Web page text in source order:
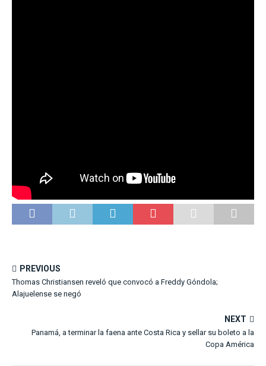
PREVIOUS
Thomas Christiansen reveló que convocó a Freddy Góndola;
Alajuelense se negó
NEXT
Panamá, a terminar la faena ante Costa Rica y sellar su boleto a la
Copa América